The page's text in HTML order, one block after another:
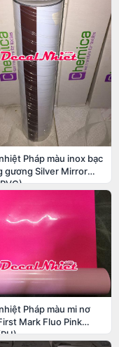
Pháp màu inox bạc
gương Silver Mirror
Pháp màu mi nơ
Mark Fluo Pink